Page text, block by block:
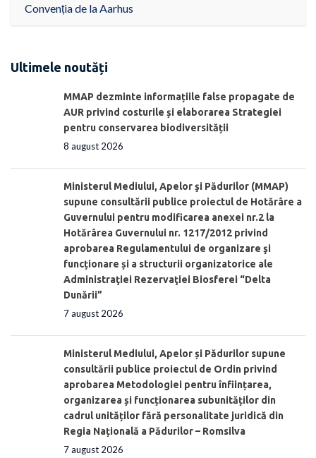
Convenția de la Aarhus
Ultimele noutăți
MMAP dezminte informațiile false propagate de
AUR privind costurile și elaborarea Strategiei
pentru conservarea biodiversității
8 august 2026
Ministerul Mediului, Apelor şi Pădurilor (MMAP)
supune consultării publice proiectul de Hotărâre a
Guvernului pentru modificarea anexei nr.2 la
Hotărârea Guvernului nr. 1217/2012 privind
aprobarea Regulamentului de organizare şi
funcționare și a structurii organizatorice ale
Administraţiei Rezervaţiei Biosferei “Delta
Dunării”
7 august 2026
Ministerul Mediului, Apelor și Pădurilor supune
consultării publice proiectul de Ordin privind
aprobarea Metodologiei pentru înființarea,
organizarea și funcționarea subunităților din
cadrul unităților fără personalitate juridică din
Regia Națională a Pădurilor – Romsilva
7 august 2026